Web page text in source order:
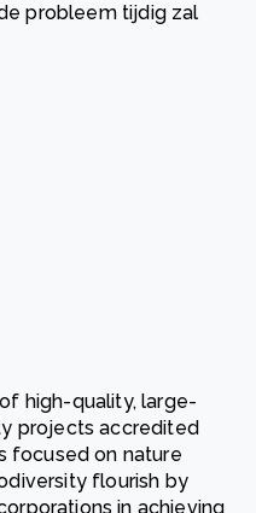
probleem tijdig zal
high-quality, large-
projects accredited
focused on nature
flourish by
in achieving